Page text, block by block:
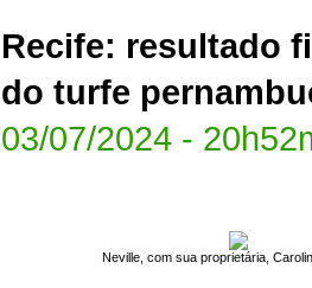
Recife: resultado
do turfe
03/07/2024 -
Neville, com sua proprietária,